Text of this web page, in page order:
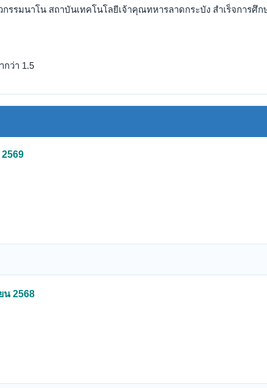
มนาโน สถาบันเทคโนโลยีเจ้าคุณทหารลาดกระบัง สำเร็จการศึก
ว่า 1.5
น 2568